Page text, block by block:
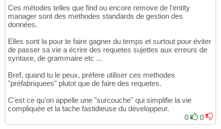
Ces métodes telles que find ou encore remove de l'entity
manager sont des methodes standards de gestion des
données.
Elles sont la pour te faire gagner du temps et surtout pour éviter
de passer sa vie a écrire des requetes sujettes aux erreurs de
syntaxe, de grammaire etc ...
Bref, quand tu le peux, préfere utiliser ces methodes
"préfabriquees" plutot que de faire des requetes.
C'est ce qu'on appelle une "surcouche" qui simplifie la vie
compliquée et la tache fastidieuse du développeur.
0
0